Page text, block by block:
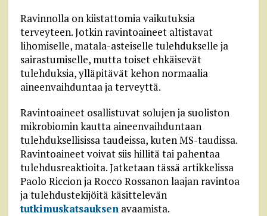
Ravinnolla on kiistattomia vaikutuksia
terveyteen. Jotkin ravintoaineet altistavat
lihomiselle, matala-asteiselle tulehdukselle ja
sairastumiselle, mutta toiset ehkäisevät
tulehduksia, ylläpitävät kehon normaalia
aineenvaihduntaa ja terveyttä.
Ravintoaineet osallistuvat solujen ja suoliston
mikrobiomin kautta aineenvaihduntaan
tulehduksellisissa taudeissa, kuten MS-taudissa.
Ravintoaineet voivat siis hillitä tai pahentaa
tulehdusreaktioita. Jatketaan tässä artikkelissa
Paolo Riccion ja Rocco Rossanon laajan ravintoa
ja tulehdustekijöitä käsittelevän
tutkimuskatsauksen avaamista.